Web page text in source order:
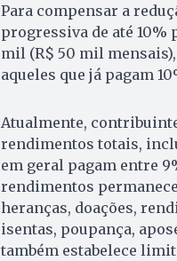
Para compensar a
progressiva de até 10%
mil (R$ 50 mil
aqueles que já pagam
Atualmente,
rendimentos totais,
em geral pagam entre
rendimentos
heranças, doações,
isentas, poupança,
também estabelece